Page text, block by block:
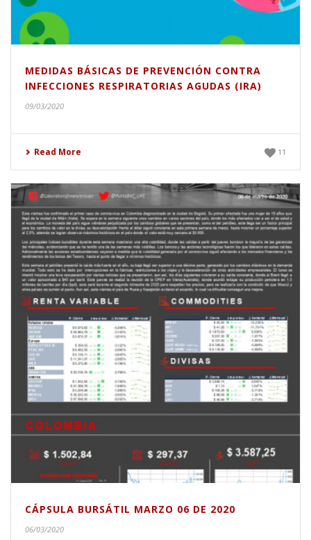
MEDIDAS BÁSICAS DE PREVENCIÓN CONTRA
INFECCIONES RESPIRATORIAS AGUDAS (IRA)
09/03/2020
Read More 11
CÁPSULA BURSÁTIL MARZO 06 DE 2020
06/03/2020